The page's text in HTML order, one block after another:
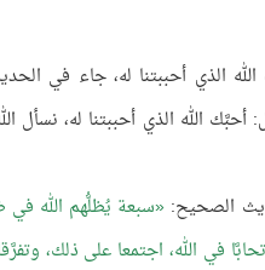
الذي أحببتنا له، جاء في
أحبَّك الله الذي أحببتنا له،
الصحيح: سبعة يُظلُّهم الله في
في الله، اجتمعا على ذلك،